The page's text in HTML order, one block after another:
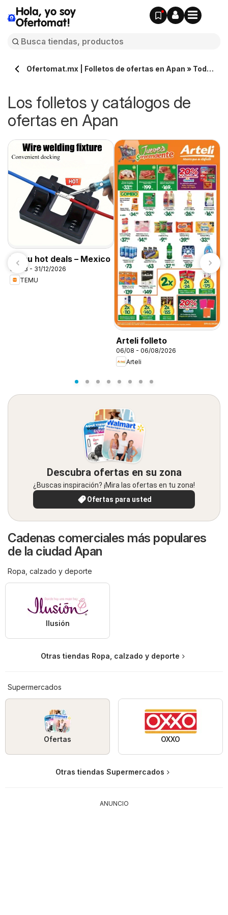
Hola, yo soy
Ofertomat!
Ofertomat.mx | Folletos de ofertas en Apan » Todos
Los folletos y catálogos de
ofertas en Apan
Temu hot deals – Mexico
06/08 - 31/12/2026
TEMU
Arteli folleto
06/08 - 06/08/2026
Arteli
Descubra ofertas en su zona
¿Buscas inspiración? ¡Mira las ofertas en tu zona!
Ofertas para usted
Cadenas comerciales más populares
de la ciudad Apan
Ropa, calzado y deporte
Ilusión
Otras tiendas Ropa, calzado y deporte
Supermercados
Ofertas OXXO
Otras tiendas Supermercados
ANUNCIO